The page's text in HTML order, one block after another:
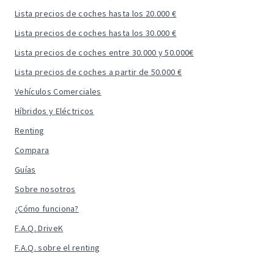
Lista precios de coches hasta los 20.000 €
Lista precios de coches hasta los 30.000 €
Lista precios de coches entre 30.000 y 50.000€
Lista precios de coches a partir de 50.000 €
Vehículos Comerciales
Híbridos y Eléctricos
Renting
Compara
Guías
Sobre nosotros
¿Cómo funciona?
F.A.Q. DriveK
F.A.Q. sobre el renting